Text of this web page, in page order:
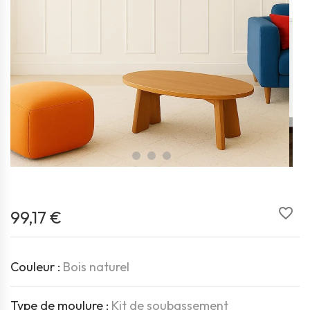
favorite_border
99,17 €
Couleur : Bois naturel
Type de moulure : Kit de soubassement